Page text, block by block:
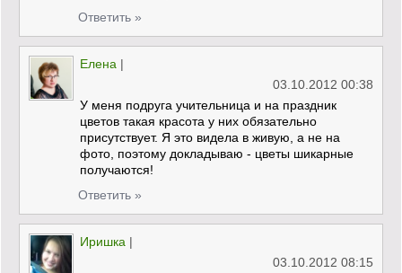
Ответить »
Елена |
03.10.2012 00:38
У меня подруга учительница и на праздник
цветов такая красота у них обязательно
присутствует. Я это видела в живую, а не на
фото, поэтому докладываю - цветы шикарные
получаются!
Ответить »
Иришка |
03.10.2012 08:15